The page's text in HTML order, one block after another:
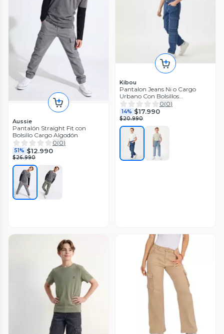
Aussie
Pantalón Straight Fit con
Bolsillo Cargo Algodón
0(0)
51% $12.990
$26.990
Kibou
Pantalon Jeans Ni o Cargo
Urbano Con Bolsillos
Funcionales
0(0)
14% $17.990
$20.990